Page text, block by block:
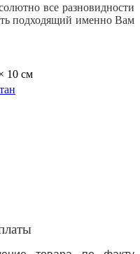
все разновидности
подходящий именно Вам
10 см